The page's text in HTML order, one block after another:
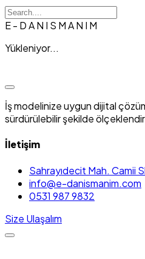
E- DAN I S MAN I M
Yükleniyor...
İş modelinize uygun dijital
sürdürülebilir şekilde
İletişim
Sahrayıdecit Mah. Camii
info@e-danismanim.com
0531 987 9832
Size Ulaşalım